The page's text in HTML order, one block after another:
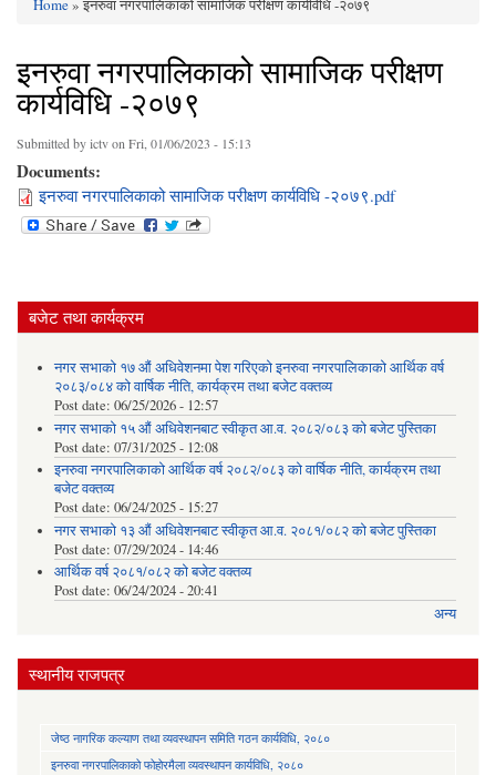
You are here
इनरुवा नगरपालिकाको सामाजिक परीक्षण
कार्यविधि -२०७९
Submitted byictvon Fri, 01/06/2023 - 15:13
Documents:
इनरुवा नगरपालिकाको सामाजिक परीक्षण कार्यविधि -२०७९.pdf
बजेट तथा कार्यक्रम
नगर सभाको १७ औं अधिवेशनमा पेश गरिएको इनरुवा नगरपालिकाको आर्थिक वर्ष
२०८३/०८४ को वार्षिक नीति, कार्यक्रम तथा बजेट वक्तव्य
Post date: 06/25/2026 - 12:57
नगर सभाको १५ औं अधिवेशनबाट स्वीकृत आ.व. २०८२/०८३ को बजेट पुस्तिका
Post date: 07/31/2025 - 12:08
इनरुवा नगरपालिकाको आर्थिक वर्ष २०८२/०८३ को वार्षिक नीति, कार्यक्रम तथा
बजेट वक्तव्य
Post date: 06/24/2025 - 15:27
नगर सभाको १३ औं अधिवेशनबाट स्वीकृत आ.व. २०८१/०८२ को बजेट पुस्तिका
Post date: 07/29/2024 - 14:46
आर्थिक वर्ष २०८१/०८२ को बजेट वक्तव्य
Post date: 06/24/2024 - 20:41
अन्य
स्थानीय राजपत्र
जेष्ठ नागरिक कल्याण तथा व्यवस्थापन समिति गठन कार्यविधि, २०८०
इनरुवा नगरपालिकाको फोहोरमैला व्यवस्थापन कार्यविधि, २०८०